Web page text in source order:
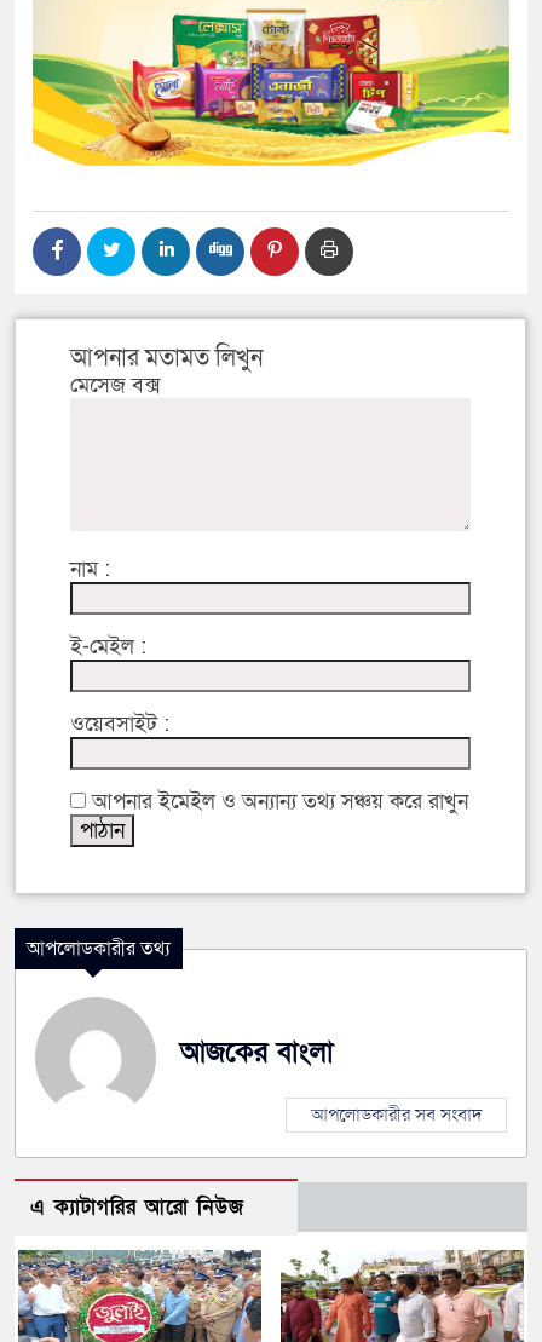
আপনার মতামত লিখুন
মেসেজ বক্স
নাম :
ই-মেইল :
ওয়েবসাইট :
আপনার ইমেইল ও অন্যান্য তথ্য সঞ্চয় করে রাখুন
আপলোডকারীর তথ্য
আজকের বাংলা
আপলোডকারীর সব সংবাদ
এ ক্যাটাগরির আরো নিউজ